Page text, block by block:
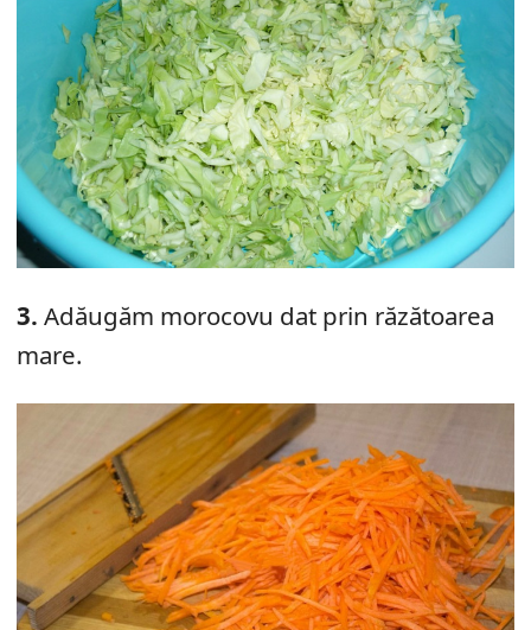
3. Adăugăm morocovu dat prin răzătoarea
mare.